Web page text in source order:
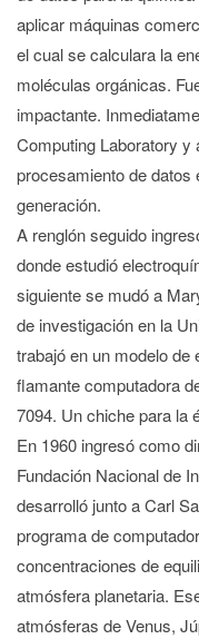
aplicar máquinas
el cual se calculara la
moléculas orgánicas.
impactante.
Computing Laboratory y
procesamiento de datos
generación.
A renglón seguido
donde estudió
siguiente se mudó a
de investigación en la
trabajó en un modelo
flamante computadora
7094. Un chiche para la
En 1960 ingresó como
Fundación Nacional de
desarrolló junto a Carl
programa de
concentraciones de
atmósfera planetaria.
atmósferas de Venus,